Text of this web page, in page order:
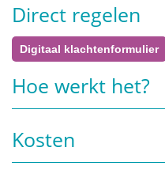
Direct regelen
Digitaal klachtenformulier
Hoe werkt het?
Kosten